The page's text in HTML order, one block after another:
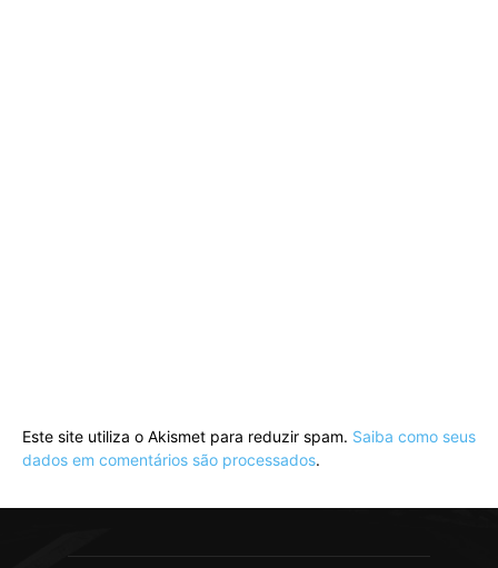
Este site utiliza o Akismet para reduzir spam. Saiba como seus
dados em comentários são processados.